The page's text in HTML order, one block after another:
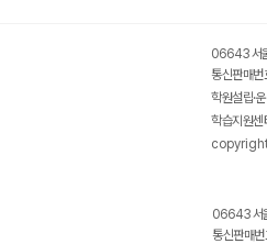
06643 서
통신판매
학원설립·
학습지원
06643 서
통신판매